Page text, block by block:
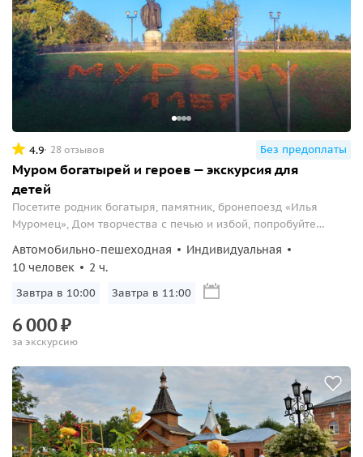
4.9 28 отзывов Без предоплаты
Муром богатырей и героев — экскурсия для
детей
Посетите родник богатыря, памятник, бронепоезд «Илья
Муромец», Дом творчества с печью и избой, попробуйте
Автомобильно-пешеходная
Индивидуальная
10 человек
2 ч.
Завтра в 10:00 Завтра в 11:00
6000₽
за экскурсию